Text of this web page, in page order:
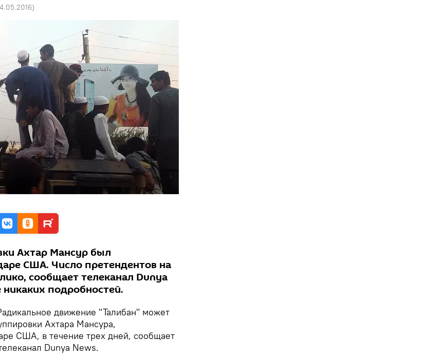
)
Ахтар Мансур был
США. Число претендентов на
сообщает телеканал Dunya
подробностей.
движение "Талибан" может
Ахтара Мансура,
США, в течение трех дней, сообщает
Dunya News.